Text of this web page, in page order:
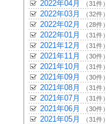
2022年04月 （31件）
2022年03月 （32件）
2022年02月 （28件）
2022年01月 （31件）
2021年12月 （31件）
2021年11月 （30件）
2021年10月 （31件）
2021年09月 （30件）
2021年08月 （31件）
2021年07月 （31件）
2021年06月 （30件）
2021年05月 （31件）